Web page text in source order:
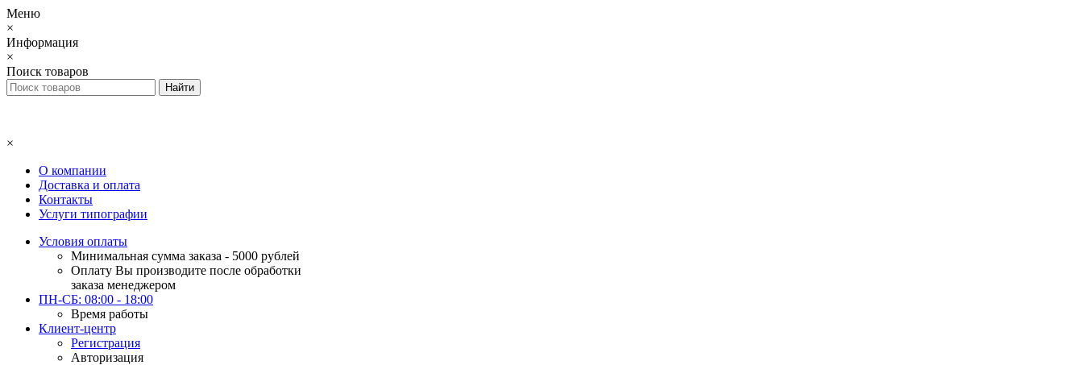
Меню
×
Информация
×
Поиск товаров
×
О компании
Доставка и оплата
Контакты
Услуги типографии
Условия оплаты
Минимальная сумма заказа - 5000 рублей
Оплату Вы производите после обработки
заказа менеджером
ПН-СБ: 08:00 - 18:00
Время работы
Клиент-центр
Регистрация
Авторизация